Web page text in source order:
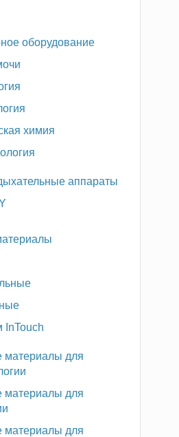
оборудование
химия
аппараты
InTouch
материалы для
материалы для
материалы для